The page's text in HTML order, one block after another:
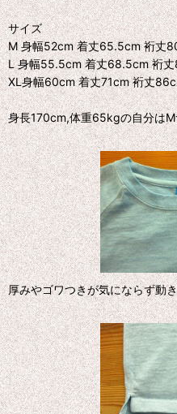
サイズ
M 身幅52cm 着丈65.5cm 裄丈
L 身幅55.5cm 着丈68.5cm 裄
XL身幅60cm 着丈71cm 裄丈
身長170cm,体重65kgの自分は
厚みやゴワつきが気にならず動